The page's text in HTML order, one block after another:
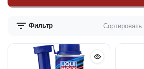
Фильтр Сортировать